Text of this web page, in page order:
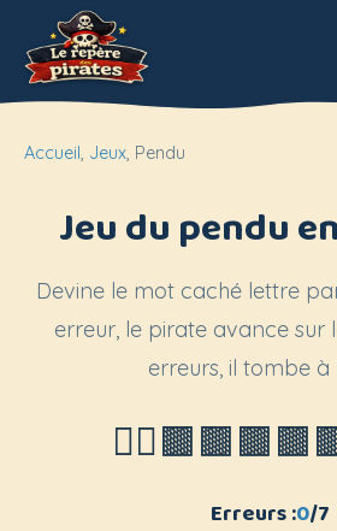
Accueil, Jeux, Pendu
Jeu du pendu
Devine le mot caché lettre
erreur, le pirate avance sur
erreurs, il tombe à
Erreurs :0/7